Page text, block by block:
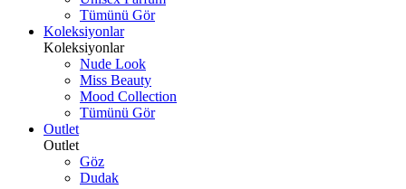
Tümünü Gör
Koleksiyonlar
Koleksiyonlar
Nude Look
Miss Beauty
Mood Collection
Tümünü Gör
Outlet
Outlet
Göz
Dudak